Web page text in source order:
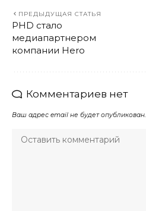
ПРЕДЫДУЩАЯ СТАТЬЯ
PHD стало
медиапартнером
компании Hero
Комментариев нет
Ваш адрес email не будет опубликован.